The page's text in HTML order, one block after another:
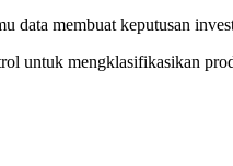
data membuat keputusan
untuk mengklasifikasikan